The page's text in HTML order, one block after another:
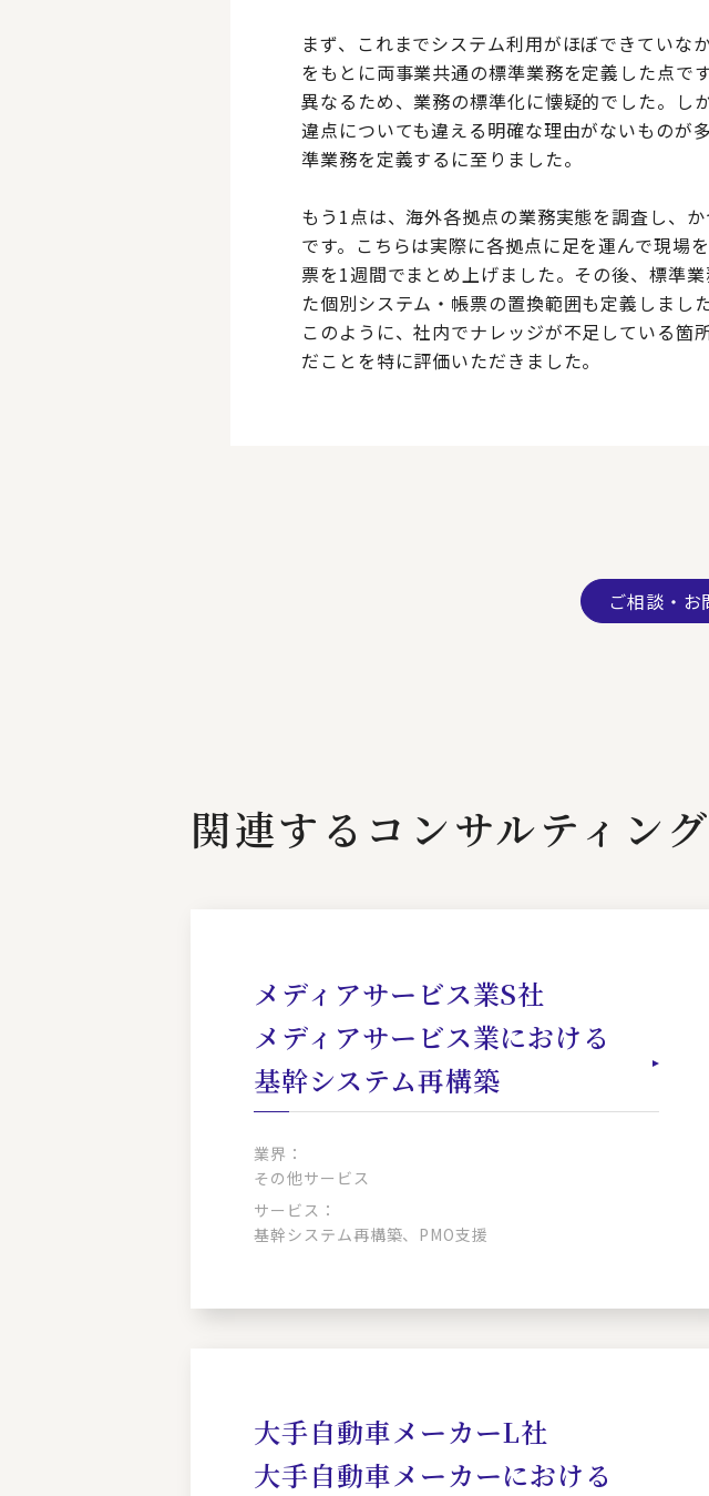
まず、これまでシステム利用がほぼできていな
をもとに両事業共通の標準業務を定義した点で
異なるため、業務の標準化に懐疑的でした。し
違点についても違える明確な理由がないものが
準業務を定義するに至りました。
もう1点は、海外各拠点の業務実態を調査し、
です。こちらは実際に各拠点に足を運んで現場
票を1週間でまとめ上げました。その後、標準
た個別システム・帳票の置換範囲も定義しました
このように、社内でナレッジが不足している
だことを特に評価いただきました。
ご相談・お
関連するコンサルティン
メディアサービス業S社
メディアサービス業における
基幹システム再構築
業界：
その他サービス
サービス：
基幹システム再構築、PMO支援
大手自動車メーカーL社
大手自動車メーカーにおける